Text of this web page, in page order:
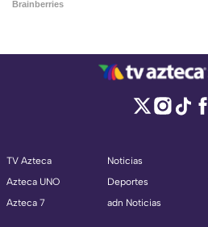
TV Azteca
Azteca UNO
Azteca 7
Noticias
Deportes
adn Noticias